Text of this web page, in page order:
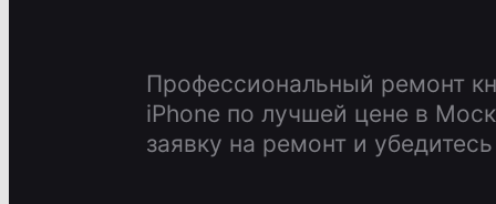
Профессиональный ремонт
iPhone по лучшей цене в
заявку на ремонт и